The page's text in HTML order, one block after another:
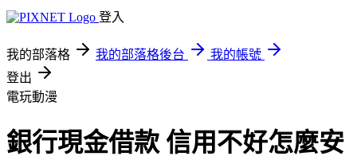
登入
我的部落格 我的部落格後台
我的帳號
登出
電玩動漫
銀行現金借款 信用不好怎麼安